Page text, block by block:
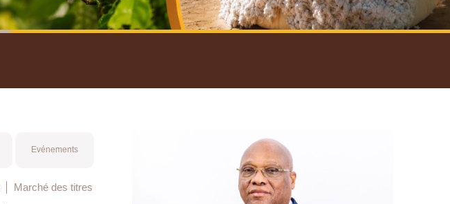
Evénements
Marché des titres